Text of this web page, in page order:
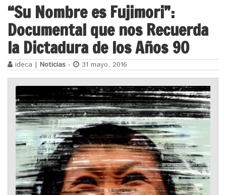
“Su Nombre es Fujimori”:
Documental que nos Recuerda
la Dictadura de los Años 90
ideca | Noticias - 31 mayo, 2016